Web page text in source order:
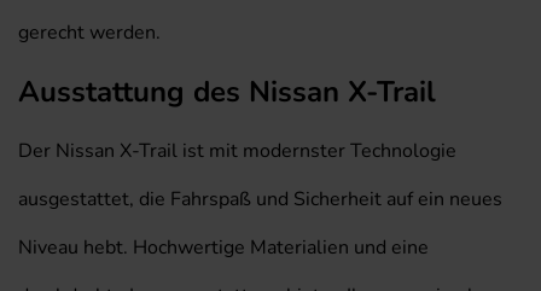
gerecht werden.
Ausstattung des Nissan X-Trail
Der Nissan X-Trail ist mit modernster Technologie
ausgestattet, die Fahrspaß und Sicherheit auf ein neues
Niveau hebt. Hochwertige Materialien und eine